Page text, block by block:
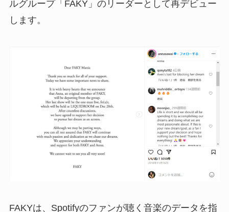
ルグループ「FAKY」のリーダーとして再デビュー
します。
FAKYは、Spotifyのファンが聴く音楽のデータを指